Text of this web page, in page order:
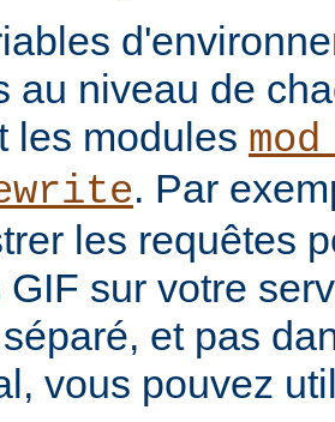
au niveau de
les modules
. Par
les requêtes
GIF sur votre
et pas
vous pouvez